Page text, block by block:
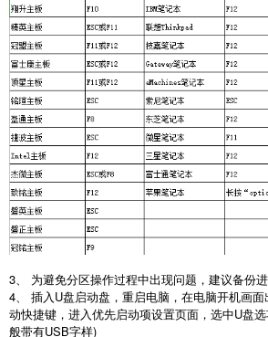
3、 为避免分区操作过程中出现问题，建议备份
4、 插入U盘启动盘，重启电脑，在电脑开机画
动快捷键，进入优先启动项设置页面，选中U盘
般带有USB字样)